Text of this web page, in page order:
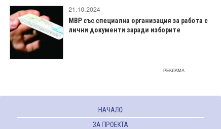
21.10.2024
МВР със специална организация за работа с
лични документи заради изборите
РЕКЛАМА
НАЧАЛО
ЗА ПРОЕКТА